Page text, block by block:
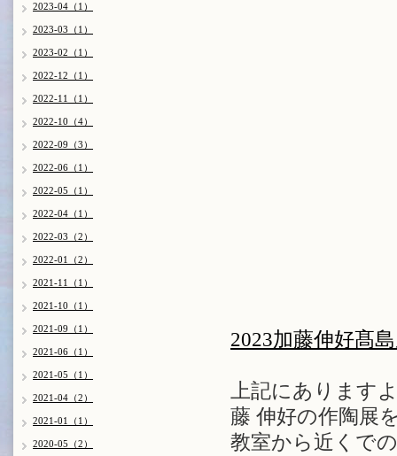
2023加藤伸好髙
上記にあります
藤 伸好の作陶展
教室から近くで
2023-04（1）
2023-03（1）
2023-02（1）
2022-12（1）
2022-11（1）
2022-10（4）
2022-09（3）
2022-06（1）
2022-05（1）
2022-04（1）
2022-03（2）
2022-01（2）
2021-11（1）
2021-10（1）
2021-09（1）
2021-06（1）
2021-05（1）
2021-04（2）
2021-01（1）
2020-05（2）